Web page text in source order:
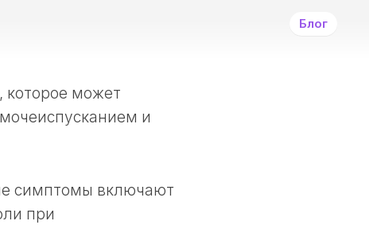
Блог
которое может
и
симптомы включают
при